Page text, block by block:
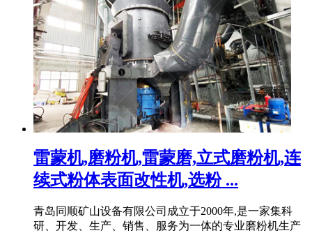
雷蒙机,磨粉机,雷蒙磨,立式磨粉机,连
续式粉体表面改性机,选粉 ...
青岛同顺矿山设备有限公司成立于2000年,是一家集科
研、开发、生产、销售、服务为一体的专业磨粉机生产